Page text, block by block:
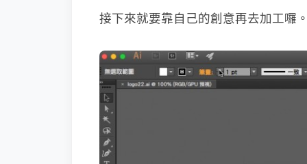
接下來就要靠自己的創意再去加工囉